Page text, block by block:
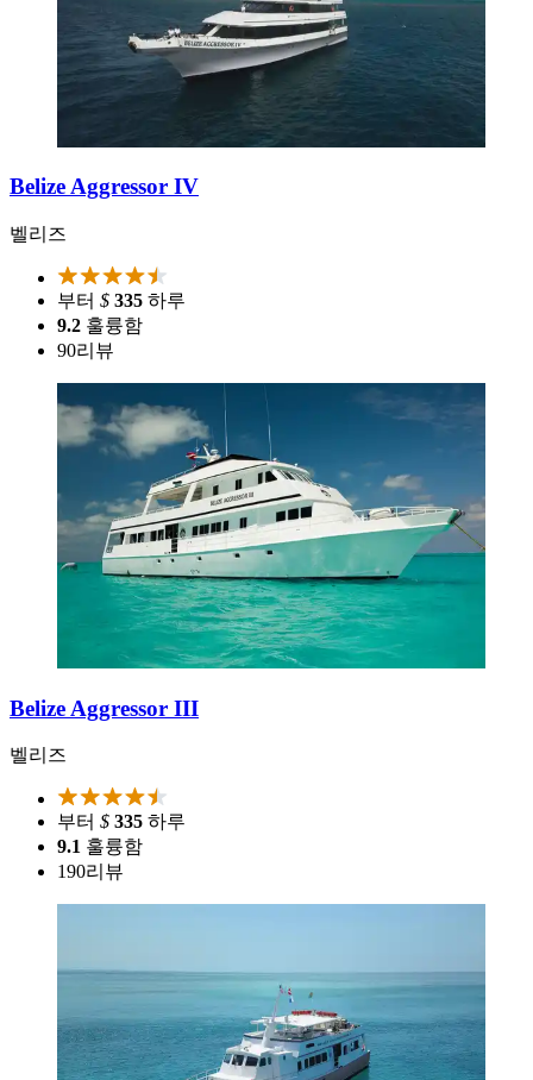
Belize Aggressor IV
벨리즈
부터 $ 335 하루
9.2 훌륭함
90리뷰
Belize Aggressor III
벨리즈
부터 $ 335 하루
9.1 훌륭함
190리뷰